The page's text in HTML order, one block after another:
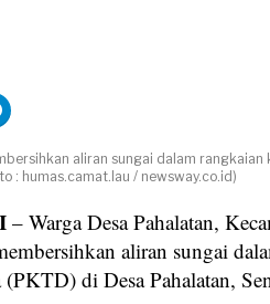
aliran sungai dalam rangkaian
: humas.camat.lau / newsway.co.id)
– Warga Desa Pahalatan,
aliran sungai
(PKTD) di Desa Pahalatan,